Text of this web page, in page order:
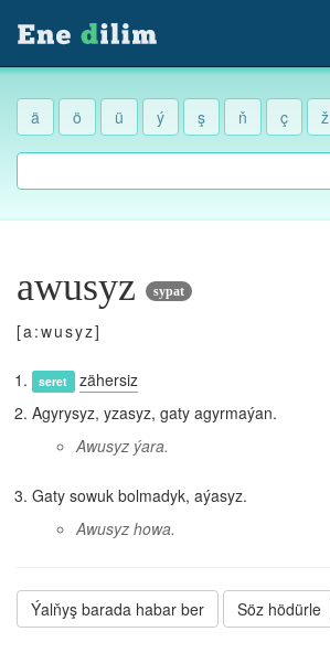
ä ö ü ý ş ň ç ž
awusyz sypat
[a:wusyz]
seret
zähersiz
Agyrysyz, yzasyz, gaty agyrmaýan.
Awusyz ýara.
Gaty sowuk bolmadyk, aýasyz.
Awusyz howa.
Ýalňyş barada habar ber Söz hödürle